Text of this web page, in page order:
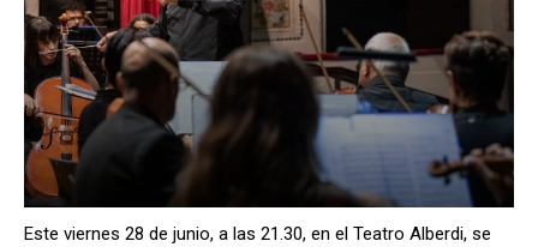
Este viernes 28 de junio, a las 21.30, en el Teatro Alberdi, se